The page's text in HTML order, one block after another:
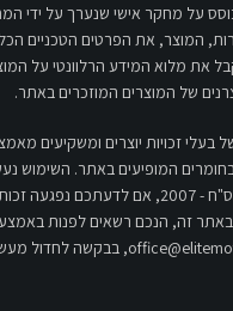
על מחקר אישי שנערך על ידי
המוצר, את הפרטים הטכניים
את מלוא המידע הרלוונטי על
של המוצרים המוזכרים באתר.
בעלי זכויות יוצרים ומשקיעים
בחומרים המופיעים באתר. השימוש
27א לחוק זכויות יוצרים תשס"ח - 2007, אם
באתר זה, הנכם רשאים לפנות
, בבקשה לחדול